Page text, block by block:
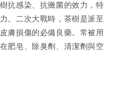
抗感染、抗黴菌的效力，特
。二次大戰時，茶樹是派至
膚損傷的必備良藥。常被用
肥皂、除臭劑、清潔劑與空